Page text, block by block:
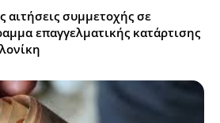
αιτήσεις συμμετοχής σε
επαγγελματικής κατάρτισης